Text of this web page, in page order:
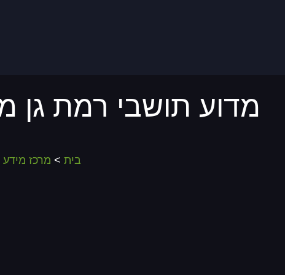
מדוע תושבי רמת גן
בית > מרכז מידע